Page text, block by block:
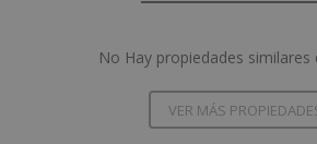
No Hay propiedades similares
VER MÁS